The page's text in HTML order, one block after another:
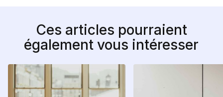
Ces articles pourraient
également vous intéresser